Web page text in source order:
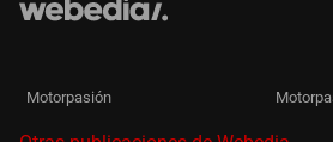
Motorpasión